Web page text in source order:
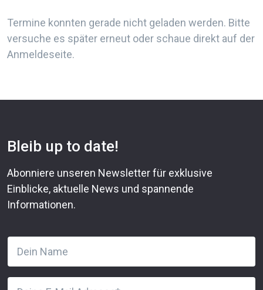
Termine konnten gerade nicht geladen werden. Bitte
versuche es später erneut oder schaue direkt auf der
Anmeldeseite.
Bleib up to date!
Abonniere unseren Newsletter für exklusive
Einblicke, aktuelle News und spannende
Informationen.